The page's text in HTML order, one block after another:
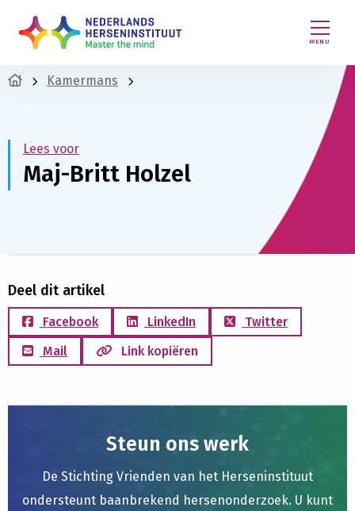
MENU
Kamermans
Lees voor
Maj-Britt Holzel
Deel dit artikel
Facebook LinkedIn
Twitter
Mail
Link kopiëren
Steun ons werk
De Stichting Vrienden van het Herseninstituut
ondersteunt baanbrekend hersenonderzoek. U kunt